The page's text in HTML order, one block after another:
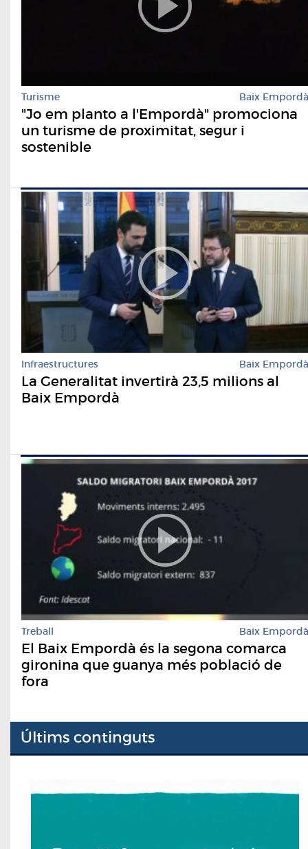
Turisme Baix Empordà
"Jo em planto a l'Empordà" promociona
un turisme de proximitat, segur i
sostenible
Infraestructures Baix Empordà
La Generalitat invertirà 23,5 milions al
Baix Empordà
Treball Baix Empordà
El Baix Empordà és la segona comarca
gironina que guanya més població de
fora
Últims continguts